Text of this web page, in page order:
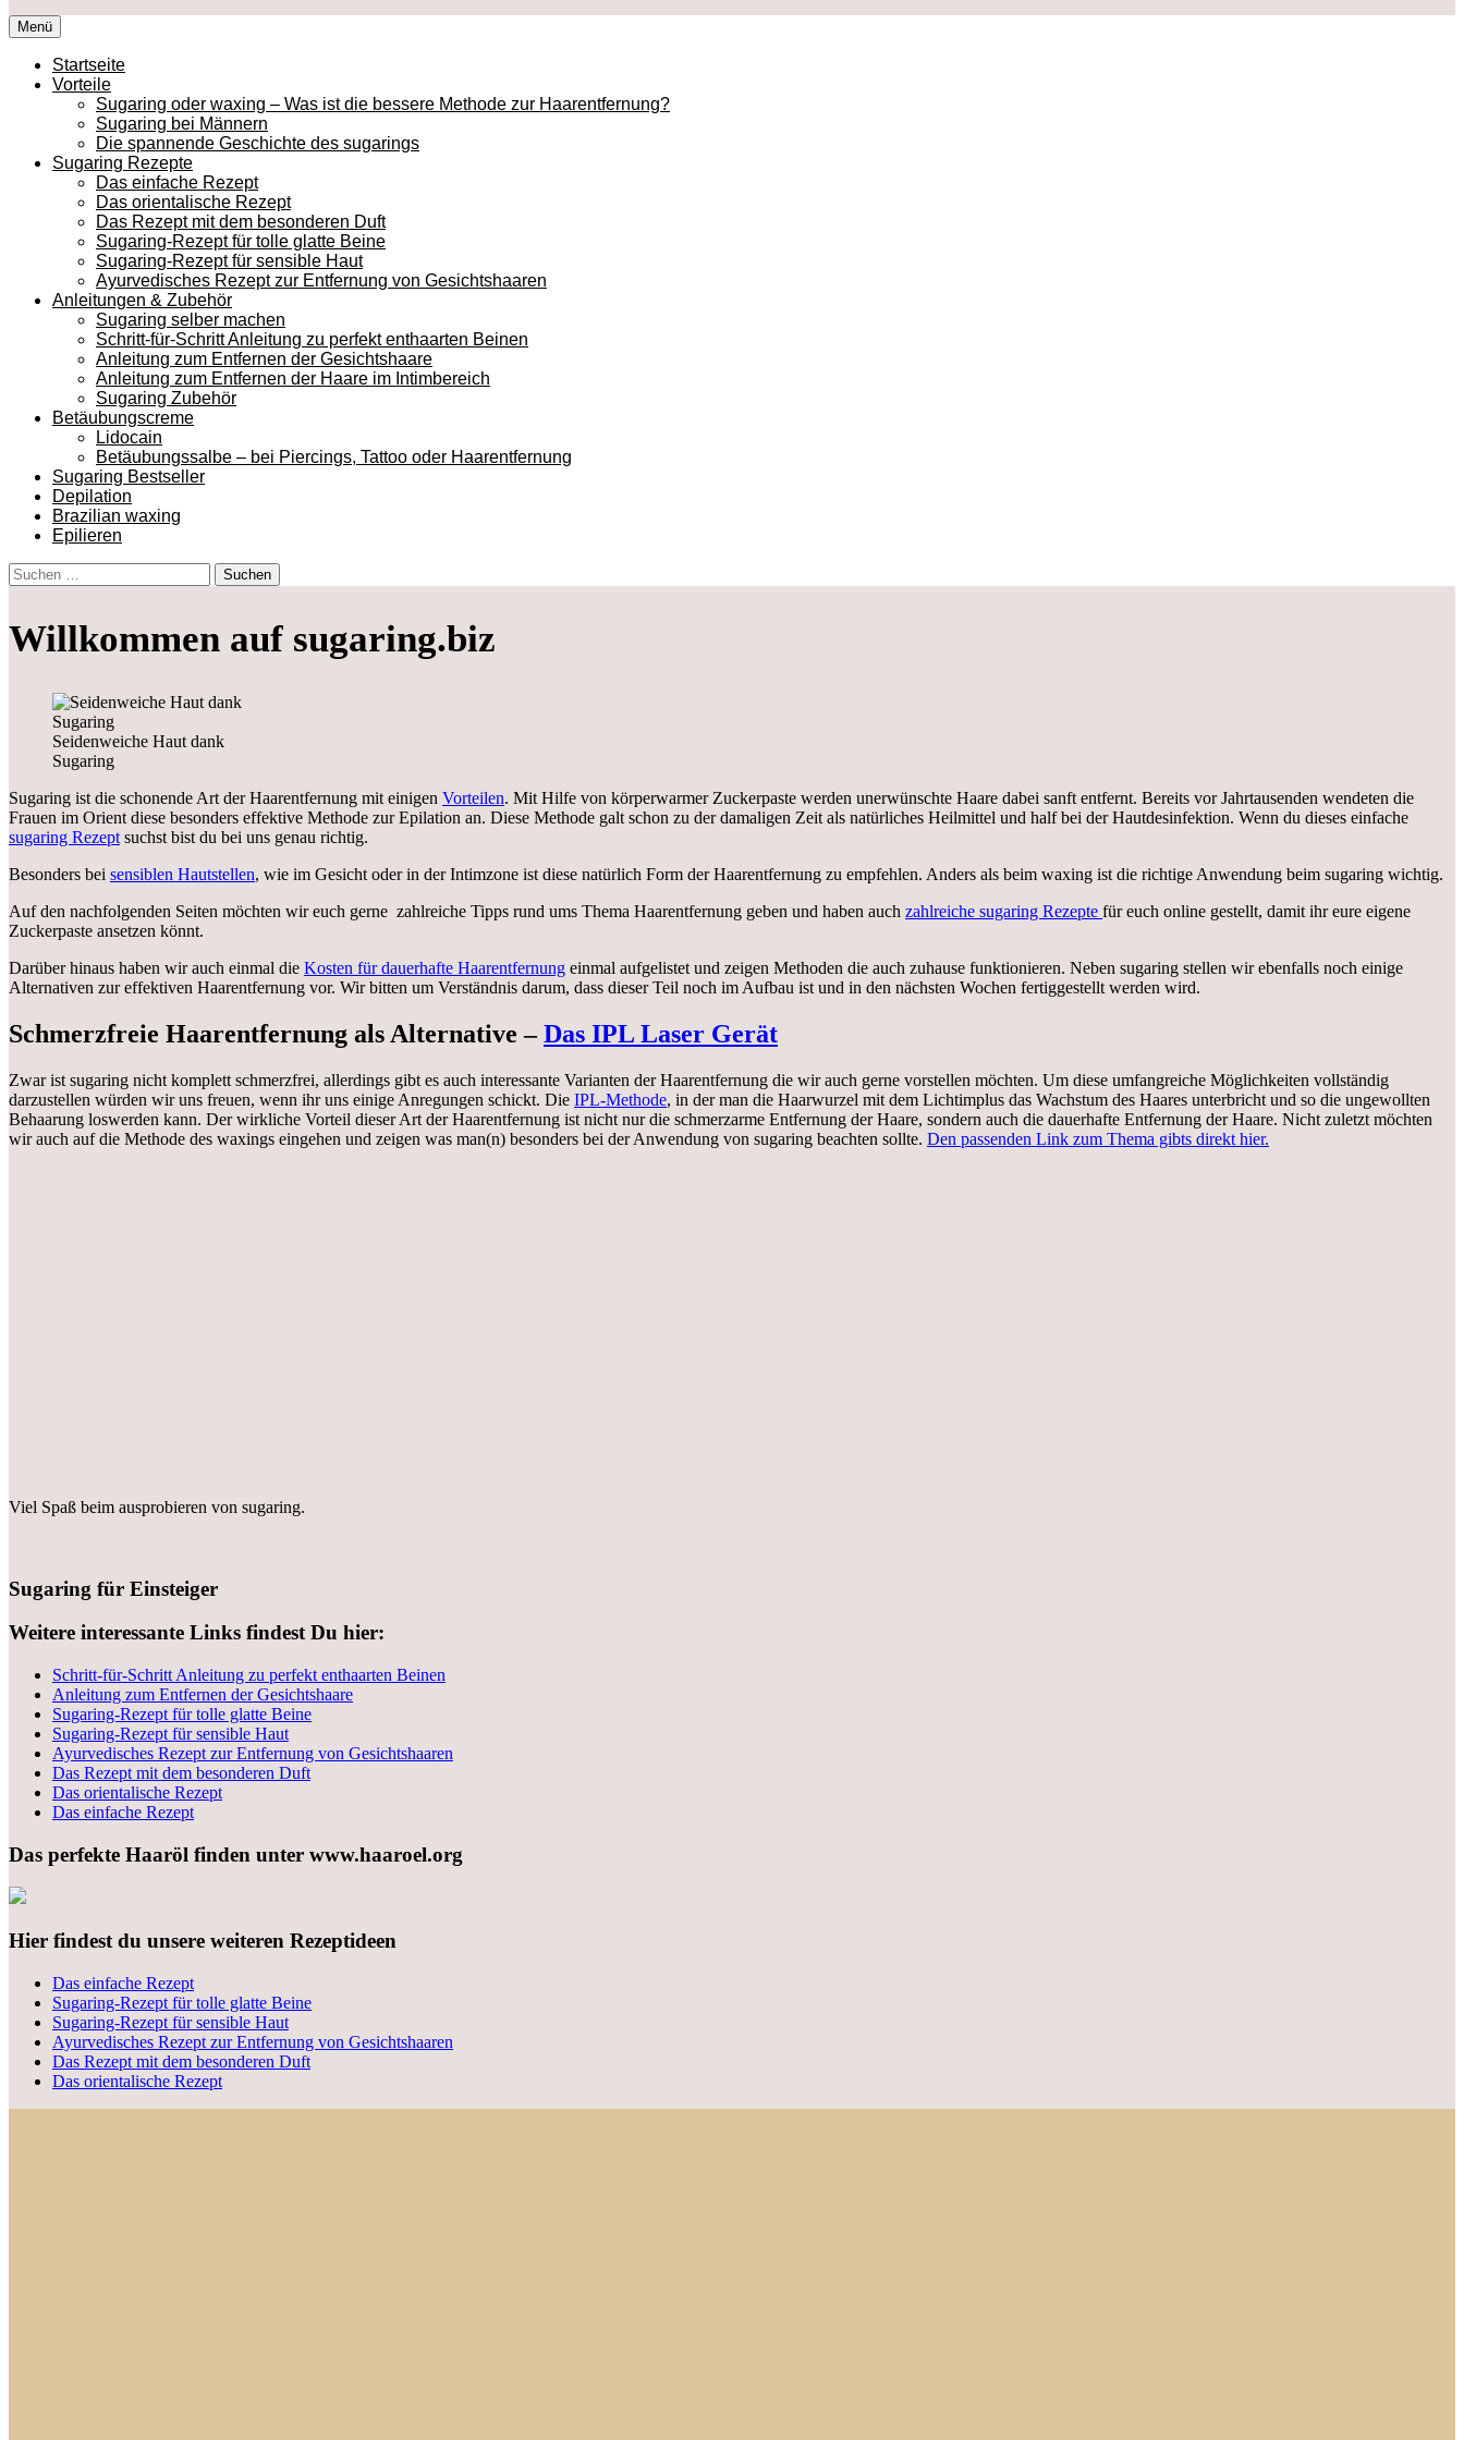
Menü Zum
Inhalt
springen
Startseite
Vorteile
Sugaring oder waxing – Was ist die bessere Methode zur Haarentfernung?
Sugaring bei Männern
Die spannende Geschichte des sugarings
Sugaring Rezepte
Das einfache Rezept
Das orientalische Rezept
Das Rezept mit dem besonderen Duft
Sugaring-Rezept für tolle glatte Beine
Sugaring-Rezept für sensible Haut
Ayurvedisches Rezept zur Entfernung von Gesichtshaaren
Anleitungen & Zubehör
Sugaring selber machen
Schritt-für-Schritt Anleitung zu perfekt enthaarten Beinen
Anleitung zum Entfernen der Gesichtshaare
Anleitung zum Entfernen der Haare im Intimbereich
Sugaring Zubehör
Betäubungscreme
Lidocain
Betäubungssalbe – bei Piercings, Tattoo oder Haarentfernung
Sugaring Bestseller
Depilation
Brazilian waxing
Epilieren
Suchen
nach:
Willkommen auf sugaring.biz
Seidenweiche Haut dank
Sugaring
Sugaring ist die schonende Art der Haarentfernung mit einigen Vorteilen. Mit Hilfe von körperwarmer Zuckerpaste werden unerwünschte Haare dabei sanft entfernt. Bereits vor Jahrtausenden wendeten die
Frauen im Orient diese besonders effektive Methode zur Epilation an. Diese Methode galt schon zu der damaligen Zeit als natürliches Heilmittel und half bei der Hautdesinfektion. Wenn du dieses einfache
sugaring Rezept suchst bist du bei uns genau richtig.
Besonders bei sensiblen Hautstellen, wie im Gesicht oder in der Intimzone ist diese natürlich Form der Haarentfernung zu empfehlen. Anders als beim waxing ist die richtige Anwendung beim sugaring wichtig.
Auf den nachfolgenden Seiten möchten wir euch gerne zahlreiche Tipps rund ums Thema Haarentfernung geben und haben auch zahlreiche sugaring Rezepte für euch online gestellt, damit ihr eure eigene
Zuckerpaste ansetzen könnt.
Darüber hinaus haben wir auch einmal die Kosten für dauerhafte Haarentfernung einmal aufgelistet und zeigen Methoden die auch zuhause funktionieren. Neben sugaring stellen wir ebenfalls noch einige
Alternativen zur effektiven Haarentfernung vor. Wir bitten um Verständnis darum, dass dieser Teil noch im Aufbau ist und in den nächsten Wochen fertiggestellt werden wird.
Schmerzfreie Haarentfernung als Alternative –Das IPL Laser Gerät
Zwar ist sugaring nicht komplett schmerzfrei, allerdings gibt es auch interessante Varianten der Haarentfernung die wir auch gerne vorstellen möchten. Um diese umfangreiche Möglichkeiten vollständig
darzustellen würden wir uns freuen, wenn ihr uns einige Anregungen schickt. Die IPL-Methode, in der man die Haarwurzel mit dem Lichtimplus das Wachstum des Haares unterbricht und so die ungewollten
Behaarung loswerden kann. Der wirkliche Vorteil dieser Art der Haarentfernung ist nicht nur die schmerzarme Entfernung der Haare, sondern auch die dauerhafte Entfernung der Haare. Nicht zuletzt möchten
wir auch auf die Methode des waxings eingehen und zeigen was man(n) besonders bei der Anwendung von sugaring beachten sollte. Den passenden Link zum Thema gibts direkt hier.
Viel Spaß beim ausprobieren von sugaring.
Sugaring für Einsteiger
Weitere interessante Links findest Du hier:
Schritt-für-Schritt Anleitung zu perfekt enthaarten Beinen
Anleitung zum Entfernen der Gesichtshaare
Sugaring-Rezept für tolle glatte Beine
Sugaring-Rezept für sensible Haut
Ayurvedisches Rezept zur Entfernung von Gesichtshaaren
Das Rezept mit dem besonderen Duft
Das orientalische Rezept
Das einfache Rezept
Das perfekte Haaröl finden unter www.haaroel.org
Hier findest du unsere weiteren Rezeptideen
Das einfache Rezept
Sugaring-Rezept für tolle glatte Beine
Sugaring-Rezept für sensible Haut
Ayurvedisches Rezept zur Entfernung von Gesichtshaaren
Das Rezept mit dem besonderen Duft
Das orientalische Rezept